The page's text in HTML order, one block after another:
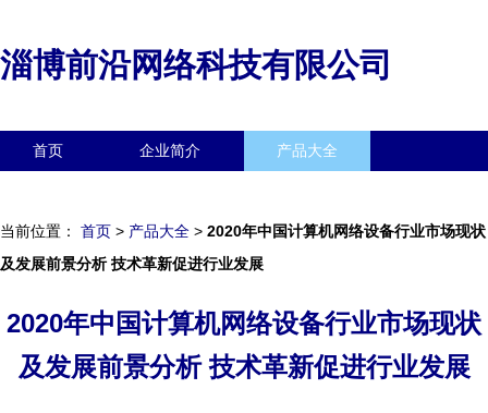
淄博前沿网络科技有限公司
首页 企业简介 产品大全
当前位置： 首页 > 产品大全 > 2020年中国计算机网络设备行业市场现状
及发展前景分析 技术革新促进行业发展
2020年中国计算机网络设备行业市场现状
及发展前景分析 技术革新促进行业发展